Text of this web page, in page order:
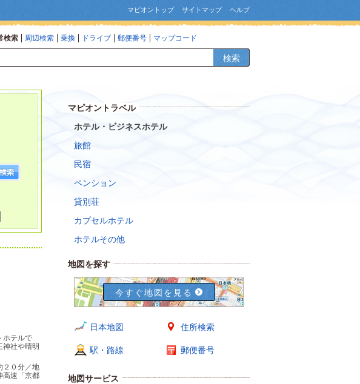
マピオントップ サイトマップ ヘルプ
検索 周辺検索 乗換 ドライブ 郵便番号 マップコード
検索
ホテルで
神社や晴明
２０分／地
高速「京都
マピオントラベル
ホテル・ビジネスホテル
旅館
民宿
ペンション
貸別荘
カプセルホテル
ホテルその他
地図を探す
今すぐ地図を見る
日本地図 住所検索
駅・路線 郵便番号
地図サービス